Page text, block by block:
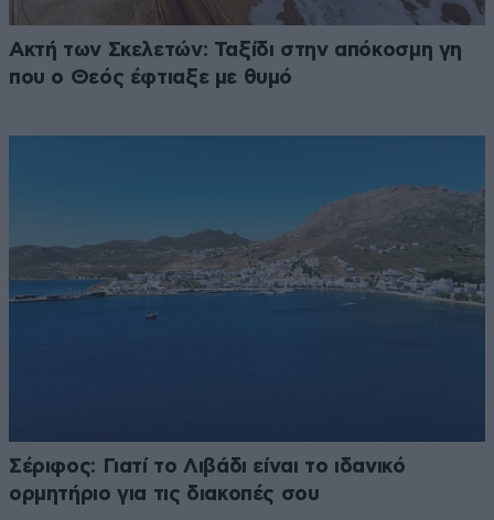
Ακτή των Σκελετών: Ταξίδι στην απόκοσμη γη
που ο Θεός έφτιαξε με θυμό
Σέριφος: Γιατί το Λιβάδι είναι το ιδανικό
ορμητήριο για τις διακοπές σου